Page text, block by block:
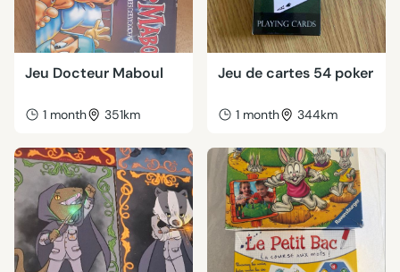
Jeu Docteur Maboul
1 month 351km
Jeu de cartes 54 poker
1 month 344km